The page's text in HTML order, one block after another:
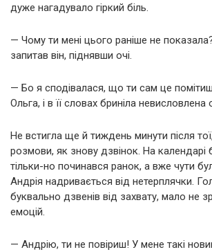
дуже нагадувало гіркий біль.
— Чому ти мені цього раніше не
запитав він, піднявши очі.
— Бо я сподівалася, що ти сам це
Ольга, і в її словах бриніла невисловлена
Не встигла ще й тиждень минути після тої,
розмови, як знову дзвінок. На календарі
тільки-но починався ранок, а вже чути
Андрія надривається від нетерплячки.
буквально дзвенів від захвату, мало не
емоцій.
— Андрію, ти не повіриш! У мене такі